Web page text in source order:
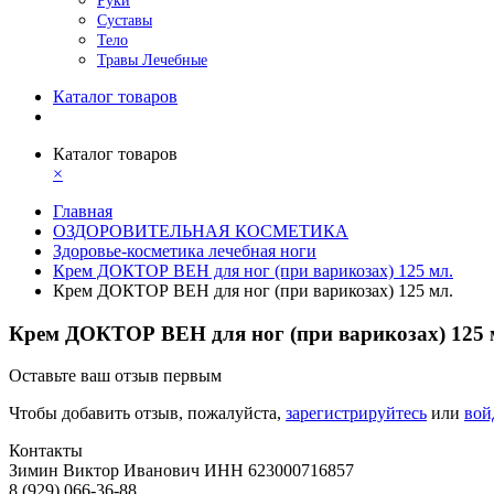
Суставы
Тело
Травы Лечебные
Каталог товаров
Каталог товаров
×
Главная
ОЗДОРОВИТЕЛЬНАЯ КОСМЕТИКА
Здоровье-косметика лечебная ноги
Крем ДОКТОР ВЕН для ног (при варикозах) 125 мл.
Крем ДОКТОР ВЕН для ног (при варикозах) 125 мл.
Крем ДОКТОР ВЕН для ног (при варикозах) 125
Оставьте ваш отзыв первым
Чтобы добавить отзыв, пожалуйста, зарегистрируйтесь или
Контакты
Зимин Виктор Иванович ИНН 623000716857